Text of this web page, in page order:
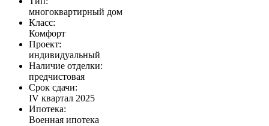
многоквартирный дом
Класс:
Комфорт
Проект:
индивидуальный
Наличие отделки:
предчистовая
Срок сдачи:
IV квартал 2025
Ипотека:
Военная ипотека